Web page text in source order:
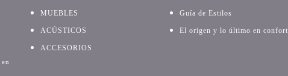
MUEBLES
ACÚSTICOS
ACCESORIOS
Guía de Estilos
El origen y lo último en confort